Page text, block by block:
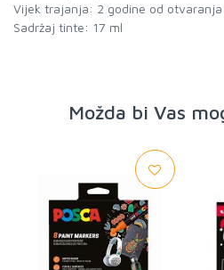
Vijek trajanja: 2 godine od otvaranja
Sadržaj tinte: 17 ml
Možda bi Vas